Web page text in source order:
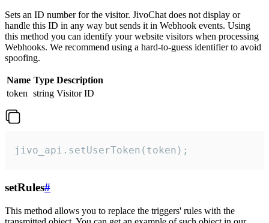
Sets an ID number for the visitor. JivoChat does not display or
handle this ID in any way but sends it in Webhook events. Using
this method you can identify your website visitors when processing
Webhooks. We recommend using a hard-to-guess identifier to avoid
spoofing.
Name Type Description
token string Visitor ID
jivo_api.setUserToken(token);
setRules#
This method allows you to replace the triggers' rules with the